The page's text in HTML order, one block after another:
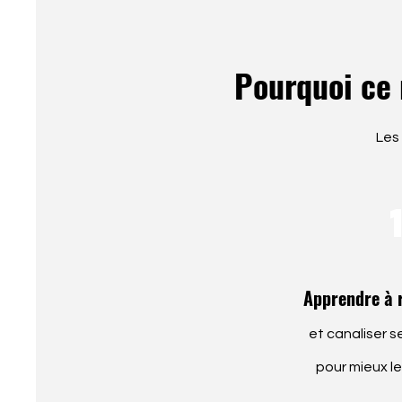
Pourquoi
Les
Apprendre
et canaliser
pour mieux